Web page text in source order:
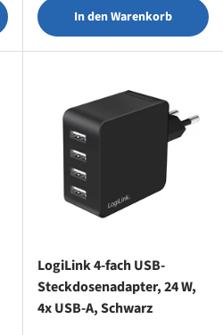
In den Warenkorb
LogiLink 4-fach USB-
Steckdosenadapter, 24 W,
4x USB-A, Schwarz